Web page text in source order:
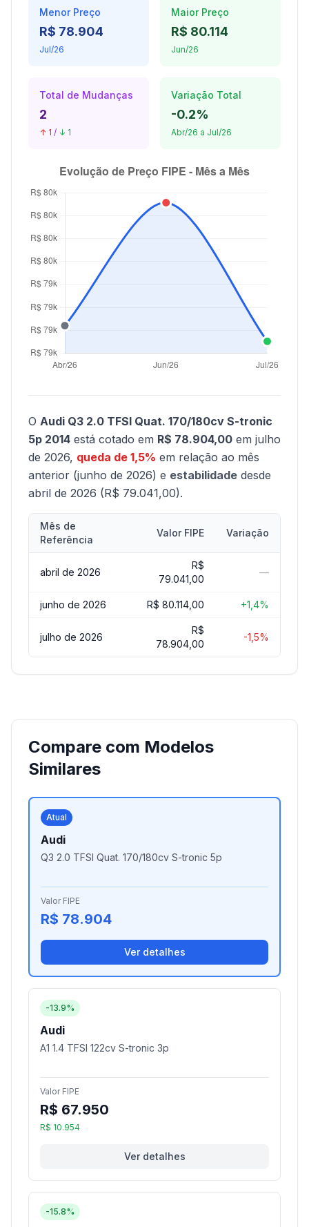
Menor Preço
R$ 78.904
Jul/26
Maior Preço
R$ 80.114
Jun/26
Total de Mudanças
2
↑ 1 / ↓ 1
Variação Total
-0.2%
Abr/26 a Jul/26
O Audi Q3 2.0 TFSI Quat. 170/180cv S-tronic
5p 2014 está cotado em R$ 78.904,00 em julho
de 2026, queda de 1,5% em relação ao mês
anterior (junho de 2026) e estabilidade desde
abril de 2026 (R$ 79.041,00).
Mês de
Referência
Valor FIPE Variação
abril de 2026
R$
79.041,00
—
junho de 2026 R$ 80.114,00 +1,4%
julho de 2026
R$
78.904,00
-1,5%
Compare com Modelos
Similares
Atual
Audi
Q3 2.0 TFSI Quat. 170/180cv S-tronic 5p
Valor FIPE
R$ 78.904
Ver detalhes
-13.9%
Audi
A1 1.4 TFSI 122cv S-tronic 3p
Valor FIPE
R$ 67.950
R$ 10.954
Ver detalhes
-15.8%